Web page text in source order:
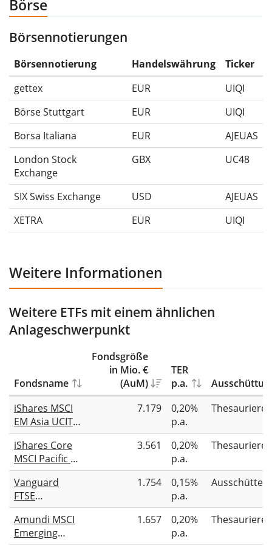
-50%.
Die Wertentwicklungsangaben für ETFs beinhalten
Ausschüttungen (falls vorhanden).
Börse
Börsennotierungen
Börsennotierung Handelswährung
Ticker
gettex
EUR
UIQI
Börse Stuttgart
EUR
UIQI
Borsa Italiana
EUR
AJEUAS
London Stock
Exchange
GBX UC48
SIX Swiss Exchange USD
AJEUAS
XETRA
EUR UIQI
Weitere Informationen
Weitere ETFs mit einem ähnlichen
Anlageschwerpunkt
Fondsname
Fondsgröße
in Mio. €
(AuM)
TER
p.a.
iShares MSCI
EM Asia UCITS
ETF (Acc)
7.179
0,20%
p.a.
iShares Core
MSCI Pacific ex
Japan UCITS
ETF (Acc)
3.561
0,20%
p.a.
Vanguard
FTSE
Developed
Asia Pacific ex
Japan UCITS
1.754
0,15%
p.a.
Amundi MSCI
Emerging
1.657
0,20%
p.a.